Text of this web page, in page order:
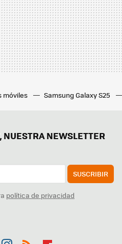
móviles Samsung Galaxy S25
NEWSLETTER
SUSCRIBIR
política de privacidad